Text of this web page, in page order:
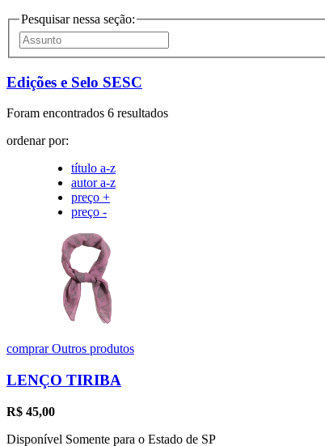
Pesquisar nessa seção:
Edições e Selo SESC
Foram encontrados 6 resultados
ordenar por:
título a-z
autor a-z
preço +
preço -
comprarOutros produtos
LENÇO TIRIBA
R$ 45,00
Disponível Somente para o Estado de SP